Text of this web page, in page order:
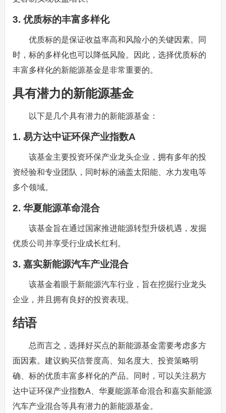
3. 优质标的丰富多样化
优质标的是保证收益率高和风险小的关键因素。同
时，标的多样化也可以降低风险。因此，选择优质标的
丰富多样化的新能源基金是非常重要的。
具有潜力的新能源基金
以下是几个具有潜力的新能源基金：
1. 易方达中证环保产业指数A
该基金主要投资环保产业龙头企业，拥有多年的投
资经验和专业团队，同时标的涵盖太阳能、水力发电等
多个领域。
2. 华夏能源革命混合
该基金旨在通过国家推进能源转型升级机遇，发掘
优质公司并享受行业成长红利。
3. 嘉实新能源汽车产业混合
该基金着眼于新能源汽车行业，旨在挖掘行业龙头
企业，并且拥有良好的投资表现。
结语
总而言之，选择好买点的新能源基金需要考虑多方
面因素。建议购买信誉度高、知名度大、投资策略明
确、标的优质丰富多样化的产品。同时，可以关注易方
达中证环保产业指数A、华夏能源革命混合和嘉实新能源
汽车产业混合等具有潜力的新能源基金。